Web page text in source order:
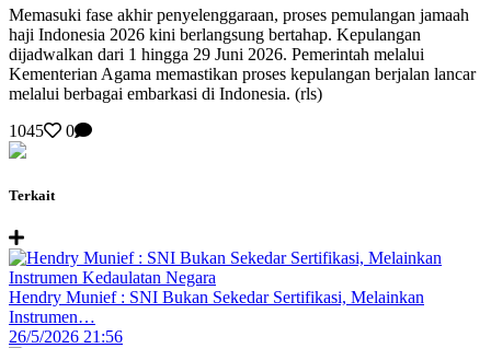
Memasuki fase akhir penyelenggaraan, proses pemulangan jamaah
haji Indonesia 2026 kini berlangsung bertahap. Kepulangan
dijadwalkan dari 1 hingga 29 Juni 2026. Pemerintah melalui
Kementerian Agama memastikan proses kepulangan berjalan lancar
melalui berbagai embarkasi di Indonesia. (rls)
1045
0
Terkait
Hendry Munief : SNI Bukan Sekedar Sertifikasi, Melainkan
Instrumen…
26/5/2026 21:56